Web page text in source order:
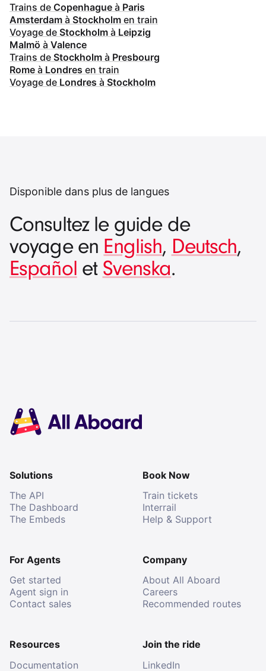
Trains de Copenhague à Paris
Amsterdam à Stockholm en train
Voyage de Stockholm à Leipzig
Malmö à Valence
Trains de Stockholm à Presbourg
Rome à Londres en train
Voyage de Londres à Stockholm
Disponible dans plus de langues
Consultez le guide de
voyage en English, Deutsch,
Español et Svenska.
Solutions
The API
The Dashboard
The Embeds
Book Now
Train tickets
Interrail
Help & Support
For Agents
Get started
Agent sign in
Contact sales
Company
About All Aboard
Careers
Recommended routes
Resources
Documentation
Join the ride
LinkedIn